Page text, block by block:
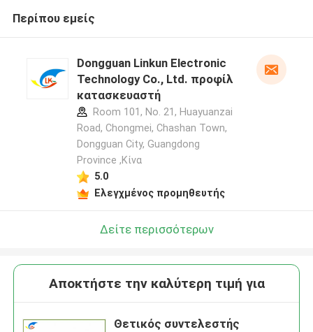
Περίπου εμείς
Dongguan Linkun Electronic
Technology Co., Ltd. προφίλ
κατασκευαστή
Room 101, No. 21, Huayuanzai
Road, Chongmei, Chashan Town,
Dongguan City, Guangdong
Province ,Κίνα
5.0
Ελεγχμένος προμηθευτής
Δείτε περισσότερων
Αποκτήστε την καλύτερη τιμή για
Θετικός συντελεστής